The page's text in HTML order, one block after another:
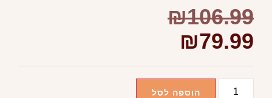
₪106.99
₪79.99
הוספה לסל